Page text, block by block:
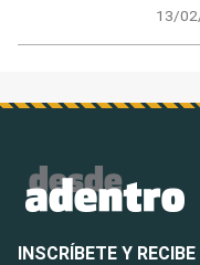
13/
INSCRÍBETE Y